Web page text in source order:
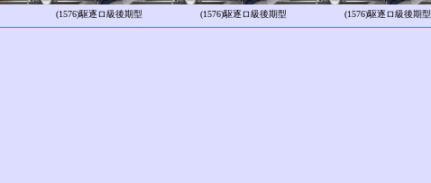
(1576)駆逐ロ級後期型 (1576)駆逐ロ級後期型 (1576)駆逐ロ級後期型